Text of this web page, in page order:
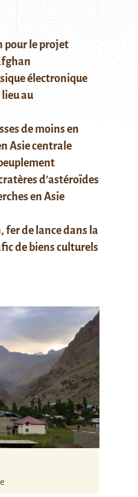
pour le projet
électronique
lieu au
de moins en
Asie centrale
d’astéroïdes
en Asie
fer de lance dans la
de biens culturels